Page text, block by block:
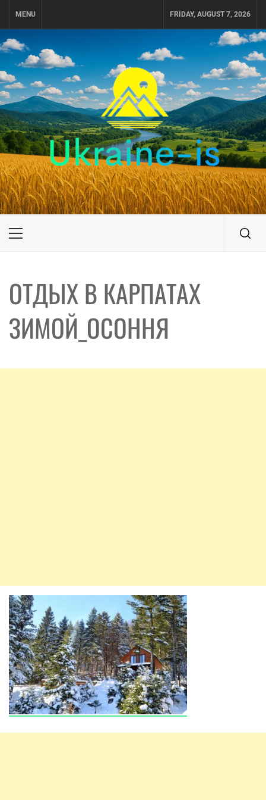
MENU FRIDAY, AUGUST 7, 2026
UKRAINE-IS
ПУТЕШЕСТВИЕ ПО УКРАИНЕ
Primary
ОТДЫХ В КАРПАТАХ
ЗИМОЙ_ОСОННЯ